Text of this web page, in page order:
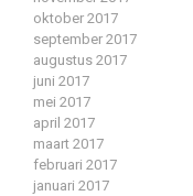
oktober 2017
september 2017
augustus 2017
juni 2017
mei 2017
april 2017
maart 2017
februari 2017
januari 2017